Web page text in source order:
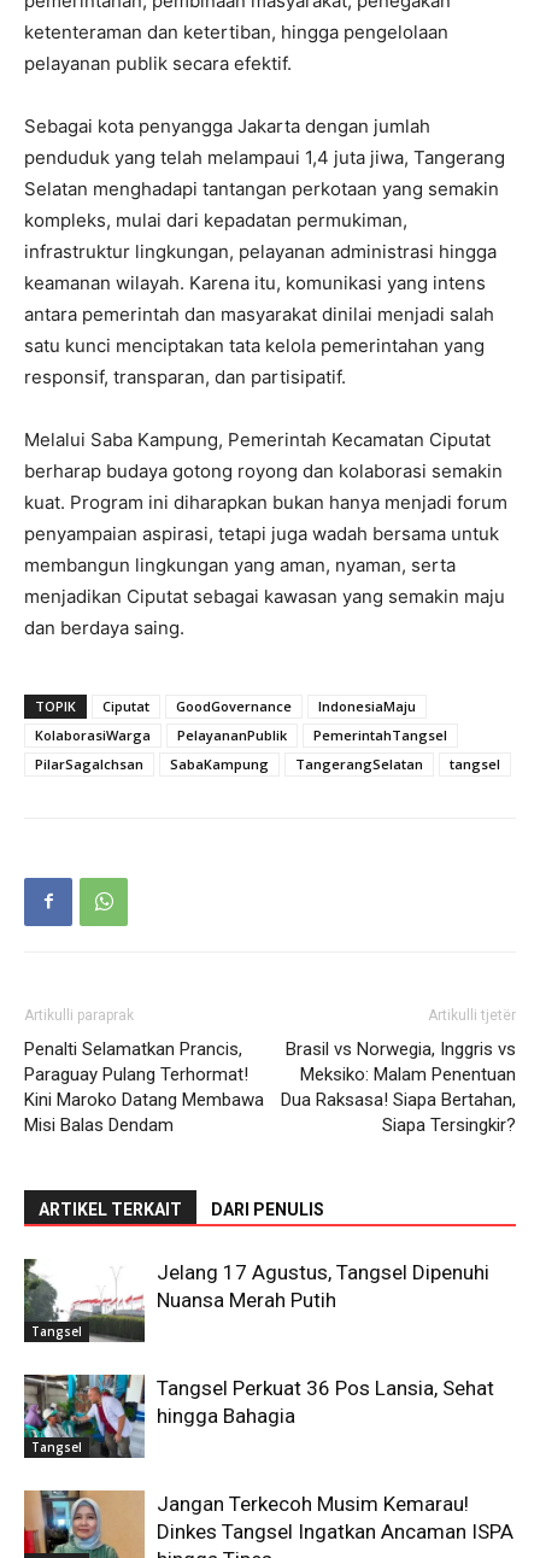
ketenteraman dan ketertiban, hingga pengelolaan
pelayanan publik secara efektif.
Sebagai kota penyangga Jakarta dengan jumlah
penduduk yang telah melampaui 1,4 juta jiwa, Tangerang
Selatan menghadapi tantangan perkotaan yang semakin
kompleks, mulai dari kepadatan permukiman,
infrastruktur lingkungan, pelayanan administrasi hingga
keamanan wilayah. Karena itu, komunikasi yang intens
antara pemerintah dan masyarakat dinilai menjadi salah
satu kunci menciptakan tata kelola pemerintahan yang
responsif, transparan, dan partisipatif.
Melalui Saba Kampung, Pemerintah Kecamatan Ciputat
berharap budaya gotong royong dan kolaborasi semakin
kuat. Program ini diharapkan bukan hanya menjadi forum
penyampaian aspirasi, tetapi juga wadah bersama untuk
membangun lingkungan yang aman, nyaman, serta
menjadikan Ciputat sebagai kawasan yang semakin maju
dan berdaya saing.
TOPIK Ciputat GoodGovernance
IndonesiaMaju
KolaborasiWarga
PelayananPublik
PemerintahTangsel
PilarSagaIchsan
SabaKampung TangerangSelatan tangsel
Artikulli paraprak
Penalti Selamatkan Prancis,
Paraguay Pulang Terhormat!
Kini Maroko Datang Membawa
Misi Balas Dendam
Artikulli tjetër
Brasil vs Norwegia, Inggris vs
Meksiko: Malam Penentuan
Dua Raksasa! Siapa Bertahan,
Siapa Tersingkir?
ARTIKEL TERKAIT DARI PENULIS
Tangsel
Jelang 17 Agustus, Tangsel Dipenuhi
Nuansa Merah Putih
Tangsel
Tangsel Perkuat 36 Pos Lansia, Sehat
hingga Bahagia
Jangan Terkecoh Musim Kemarau!
Dinkes Tangsel Ingatkan Ancaman ISPA